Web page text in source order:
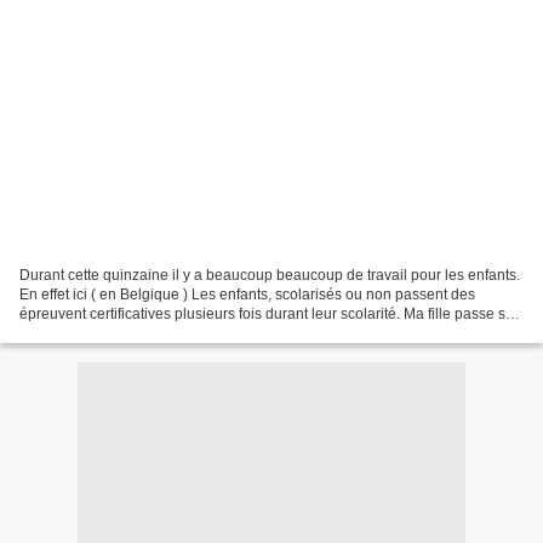
Durant cette quinzaine il y a beaucoup beaucoup de travail pour les enfants.
En effet ici ( en Belgique ) Les enfants, scolarisés ou non passent des
épreuvent certificatives plusieurs fois durant leur scolarité. Ma fille passe son